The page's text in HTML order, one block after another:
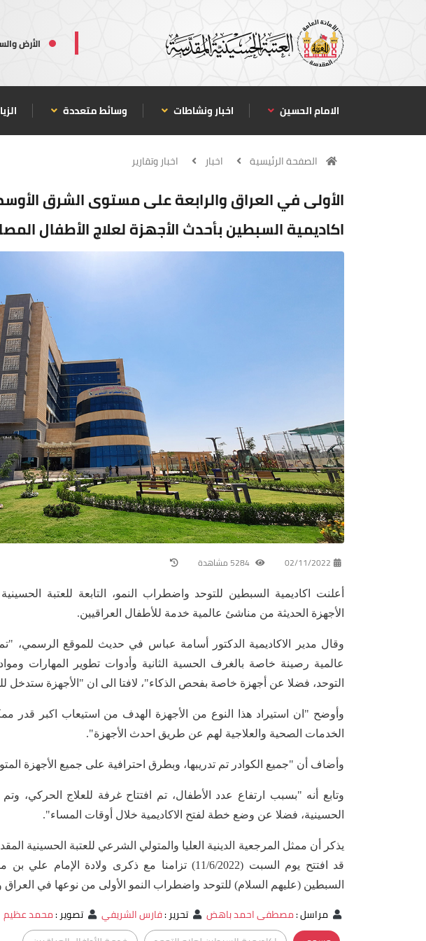
الأرض
الامام الحسين اخبار ونشاطات وسائط متعددة
الصفحة الرئيسية اخبار اخبار وتقارير
الأولى في العراق والرابعة على مستوى الشرق
اكاديمية السبطين بأحدث الأجهزة لعلاج الأطفال
02/11/2022
أعلنت اكاديمية السبطين للتوحد واضطراب النمو، التابعة للعتبة
الأجهزة الحديثة من مناشئ عالمية خدمة للأطفال العراقيين.
وقال مدير الاكاديمية الدكتور أسامة عباس في حديث للموقع الرسمي،
عالمية رصينة خاصة بالغرف الحسية الثانية وأدوات تطوير المهارات
التوحد، فضلا عن أجهزة خاصة بفحص الذكاء"، لافتا الى ان "الأجهزة ستدخل
وأوضح "ان استيراد هذا النوع من الأجهزة الهدف من استيعاب اكبر قدر
الخدمات الصحية والعلاجية لهم عن طريق احدث الأجهزة".
وأضاف أن "جميع الكوادر تم تدريبها، وبطرق احترافية على جميع الأجهزة
وتابع أنه "بسبب ارتفاع عدد الأطفال، تم افتتاح غرفة للعلاج الحركي،
الحسينية، فضلا عن وضع خطة لفتح الاكاديمية خلال أوقات المساء".
يذكر أن ممثل المرجعية الدينية العليا والمتولي الشرعي للعتبة الحسينية
قد افتتح يوم السبت (11/6/2022) تزامنا مع ذكرى ولادة
السبطين (عليهم السلام) للتوحد واضطراب النمو الأولى من نوعها في
مراسل:مصطفى احمد باهض تحرير:فارس الشريفي تصوير:محمد عظيم